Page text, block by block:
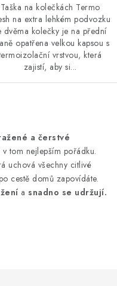
Taška na kolečkách Termo
na extra lehkém podvozku
dvěma kolečky je na přední
opatřena velkou kapsou s
vrstvou, která
zajistí, aby si...
a čerstvé
tom nejlepším pořádku.
uchová všechny citlivé
cestě domů zapovídáte.
a snadno se udržují.